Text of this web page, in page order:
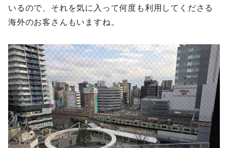
いるので、それを気に入って何度も利用してくださる
海外のお客さんもいますね。